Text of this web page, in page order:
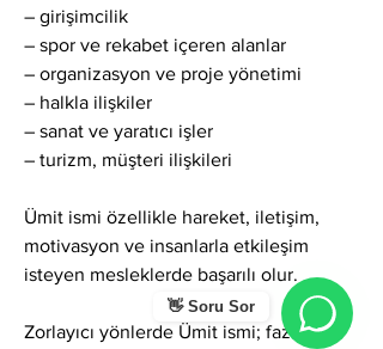
👋 Soru Sor
– girişimcilik
– spor ve rekabet içeren alanlar
– organizasyon ve proje yönetimi
– halkla ilişkiler
– sanat ve yaratıcı işler
– turizm, müşteri ilişkileri
Ümit ismi özellikle hareket, iletişim,
motivasyon ve insanlarla etkileşim
isteyen mesleklerde başarılı olur.
Zorlayıcı yönlerde Ümit ismi; fazlaca